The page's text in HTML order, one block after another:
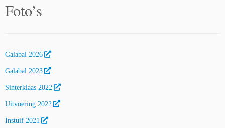
Foto’s
Galabal 2026
Galabal 2023
Sinterklaas 2022
Uitvoering 2022
Instuif 2021